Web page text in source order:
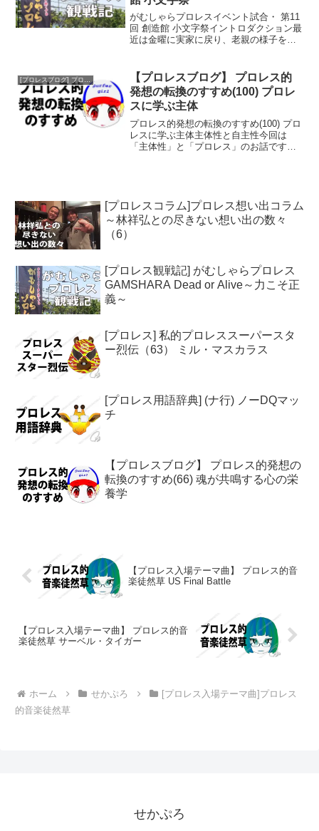
がむしゃらプロレスイベント試合・ 第11
回 創造館 小文字祭イントロダクション最
近は金曜に実家に戻り、老親の様子をみ
を降ろして、小文字観戦したあと、黒崎
でヨガして帰る予...
【プロレスブログ】 プロレス的
発想の転換のすすめ(100) プロレ
スに学ぶ主体
プロレス的発想の転換のすすめ(100) プロ
レスに学ぶ主体主体性と自主性今回は
「主体性」と「プロレス」のお話です。
[プロレスコラム]プロレス想い出コラム
～林祥弘との尽きない想い出の数々
（6）
[プロレス観戦記] がむしゃらプロレス
GAMSHARA Dead or Alive～力こそ正
義～
[プロレス] 私的プロレススーパースタ
ー烈伝（63） ミル・マスカラス
[プロレス用語辞典] (ナ行) ノーDQマッ
チ
【プロレスブログ】 プロレス的発想の
転換のすすめ(66) 魂が共鳴する心の栄
養学
【プロレス入場テーマ曲】 プロレス的音
楽徒然草 US Final Battle
【プロレス入場テーマ曲】 プロレス的音
楽徒然草 サーベル・タイガー
ホーム せかぷろ
[プロレス入場テーマ曲]プロレス
的音楽徒然草
せかぷろ